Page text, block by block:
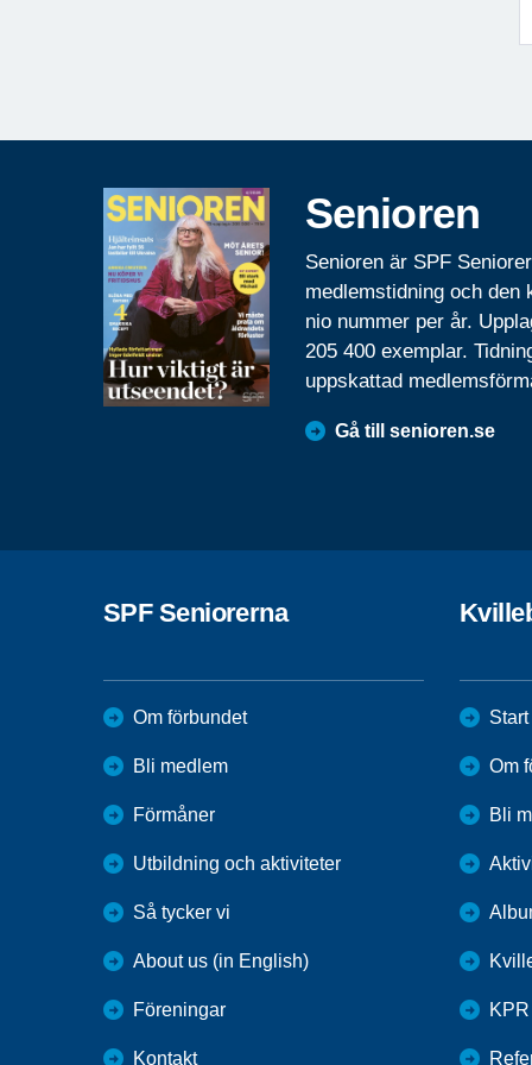
Senioren
Senioren är SPF
medlemstidning och den
nio nummer per år.
205 400 exemplar.
uppskattad
Gå till senioren.se
SPF Seniorerna
Om förbundet
Bli medlem
Förmåner
Utbildning och aktiviteter
Så tycker vi
About us (in English)
Föreningar
Kontakt
Start
Om
Bli
KPR